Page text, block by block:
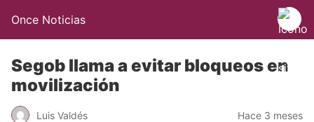
Once Noticias
Segob llama a evitar bloqueos en
movilización
Luis Valdés Hace 3 meses